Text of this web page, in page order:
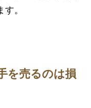
。
を売るのは損